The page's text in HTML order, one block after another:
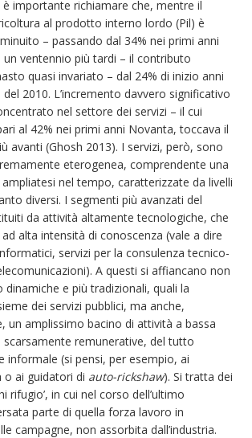
è importante richiamare che, mentre il
al prodotto interno lordo (Pil) è
– passando dal 34% nei primi anni
un ventennio più tardi – il contributo
quasi invariato – dal 24% di inizio anni
2010. L’incremento davvero significativo
nel settore dei servizi – il cui
al 42% nei primi anni Novanta, toccava il
avanti (Ghosh 2013). I servizi, però, sono
eterogenea, comprendente una
nel tempo, caratterizzate da livelli
diversi. I segmenti più avanzati del
da attività altamente tecnologiche, che
alta intensità di conoscenza (vale a dire
servizi per la consulenza tecnico-
A questi si affiancano non
e più tradizionali, quali la
dei servizi pubblici, ma anche,
un amplissimo bacino di attività a bassa
remunerative, del tutto
informale (si pensi, per esempio, ai
o ai guidatori di auto-rickshaw). Si tratta dei
rifugio’, in cui nel corso dell’ultimo
parte di quella forza lavoro in
campagne, non assorbita dall’industria.